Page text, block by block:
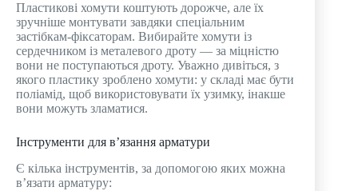
Пластикові хомути коштують дорожче, але їх
зручніше монтувати завдяки спеціальним
застібкам-фіксаторам. Вибирайте хомути із
сердечником із металевого дроту — за міцністю
вони не поступаються дроту. Уважно дивіться, з
якого пластику зроблено хомути: у складі має бути
поліамід, щоб використовувати їх узимку, інакше
вони можуть зламатися.
Інструменти для в’язання арматури
Є кілька інструментів, за допомогою яких можна
в’язати арматуру: